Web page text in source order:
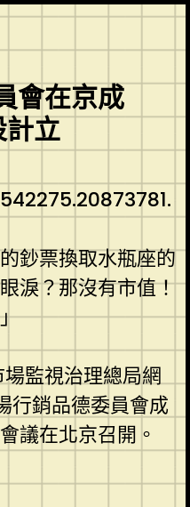
會在京成
立
鈔票換取水瓶座的
淚？那沒有市值！
視治理總局網
行銷品德委員會成
議在北京召開。